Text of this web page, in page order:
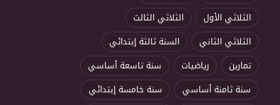
الثلاثي الأول
الثلاثي الثالث
الثلاثي الثاني
السنة ثالثة إبتدائي
تمارين
رياضيات
سنة تاسعة أساسي
سنة ثامنة أساسي
سنة خامسة إبتدائي